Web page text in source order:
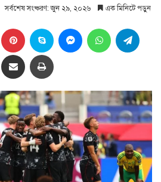
সর্বশেষ সংষ্করণ: জুন ২৯, ২০২৬ এক মিনিটে পড়ুন
LinkedIn Pinterest Skype MessengerWhatsApp
Share via Email প্রিন্ট